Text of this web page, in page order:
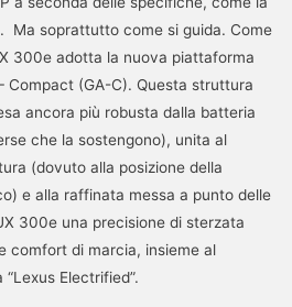
Ma soprattutto come si guida. Come
300e adotta la nuova piattaforma
Compact (GA-C). Questa struttura
ancora più robusta dalla batteria
che la sostengono), unita al
(dovuto alla posizione della
e alla raffinata messa a punto delle
300e una precisione di sterzata
comfort di marcia, insieme al
Electrified”.